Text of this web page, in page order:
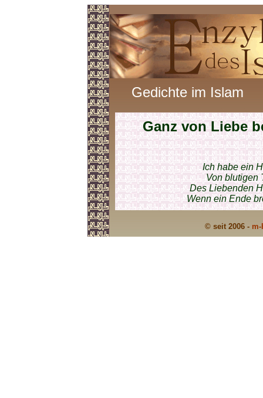
Gedichte im Islam
Ganz von Liebe
Ich habe ein
Von blutigen
Des Liebenden
Wenn ein Ende
© seit 2006 -